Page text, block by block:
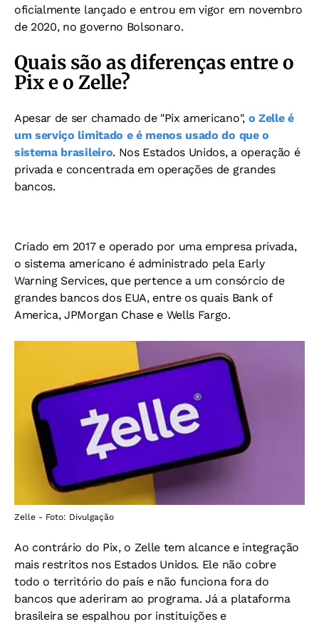
oficialmente lançado e entrou em vigor em novembro
de 2020, no governo Bolsonaro.
Quais são as diferenças entre o
Pix e o Zelle?
Apesar de ser chamado de "Pix americano", o Zelle é
um serviço limitado e é menos usado do que o
sistema brasileiro. Nos Estados Unidos, a operação é
privada e concentrada em operações de grandes
bancos.
Criado em 2017 e operado por uma empresa privada,
o sistema americano é administrado pela Early
Warning Services, que pertence a um consórcio de
grandes bancos dos EUA, entre os quais Bank of
America, JPMorgan Chase e Wells Fargo.
Zelle - Foto: Divulgação
Ao contrário do Pix, o Zelle tem alcance e integração
mais restritos nos Estados Unidos. Ele não cobre
todo o território do país e não funciona fora do
bancos que aderiram ao programa. Já a plataforma
brasileira se espalhou por instituições e